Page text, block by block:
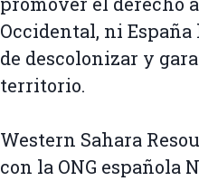
Occidental, ni
de descolonizar y
territorio.
Western Sahara
con la ONG española